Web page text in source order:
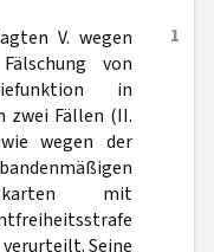
1
V. wegen
von
in
Fällen (II.
wegen der
mit
Seine